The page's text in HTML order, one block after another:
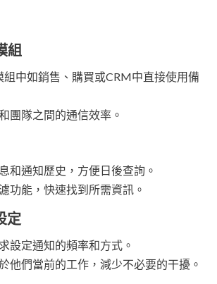
組
中如銷售、購買或CRM中直接使用備
團隊之間的通信效率。
和通知歷史，方便日後查詢。
功能，快速找到所需資訊。
定
設定通知的頻率和方式。
他們當前的工作，減少不必要的干擾。